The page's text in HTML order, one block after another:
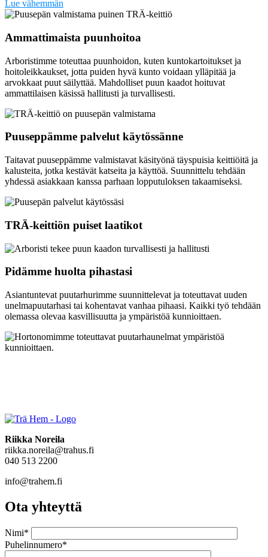
Puuseppämme valmistavat mittatilauksena
kokopuisia keittiöitä ja kalusteita
Puuseppämme valmistavat mittatilauksena keittiöitä, kylpyhuoneen
Kokopuiset keittiöt ja kalusteet suunnitellaan alusta asti yhdessä
asiakkaan kanssa ja valmistetaan käsityönä Trähusin verstaalla
Raaseporissa. Materiaalina kaikissa puusepäntöissämme on laadukas
täyspuu, ja pinnoissa käytämme luonnon raaka-aineista
Lue vähemmän
Ammattimaista puunhoitoa
Arboristimme toteuttaa puunhoidon, kuten kuntokartoitukset ja
hoitoleikkaukset, jotta puiden hyvä kunto voidaan ylläpitää ja
arvokkaat puut säilyttää. Mahdolliset puun kaadot hoituvat
ammattilaisen käsissä hallitusti ja turvallisesti.
Puuseppämme palvelut käytössänne
Taitavat puuseppämme valmistavat käsityönä täyspuisia keittiöitä ja
kalusteita, jotka kestävät katseita ja käyttöä. Suunnittelu tehdään
yhdessä asiakkaan kanssa parhaan lopputuloksen takaamiseksi.
TRÄ-keittiön puiset laatikot
Pidämme huolta pihastasi
Asiantuntevat puutarhurimme suunnittelevat ja toteuttavat uuden
unelmapuutarhasi tai kohentavat vanhaa pihaasi. Kaikki työ tehdään
olemassa olevaa kasvillisuutta ja ympäristöä kunnioittaen.
Riikka Noreila
riikka.noreila@trahus.fi
040 513 2200
info@trahem.fi
Ota yhteyttä
Nimi*
Puhelinnumero*